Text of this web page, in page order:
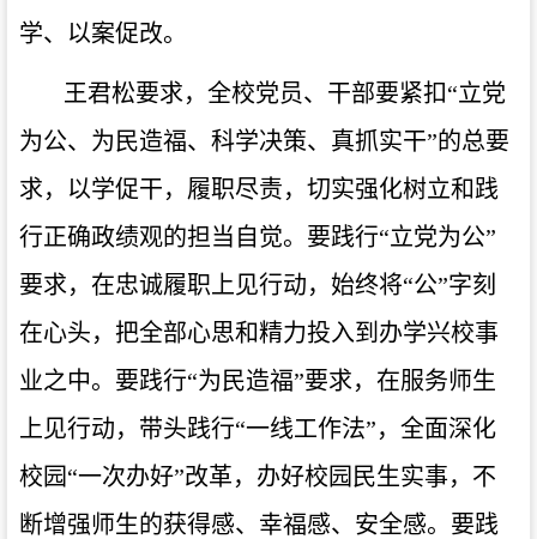
学、以案促改。
王君松要求，全校党员、干部要紧扣“立党
为公、为民造福、科学决策、真抓实干”的总要
求，以学促干，履职尽责，切实强化树立和践
行正确政绩观的担当自觉。要践行“立党为公”
要求，在忠诚履职上见行动，始终将“公”字刻
在心头，把全部心思和精力投入到办学兴校事
业之中。要践行“为民造福”要求，在服务师生
上见行动，带头践行“一线工作法”，全面深化
校园“一次办好”改革，办好校园民生实事，不
断增强师生的获得感、幸福感、安全感。要践